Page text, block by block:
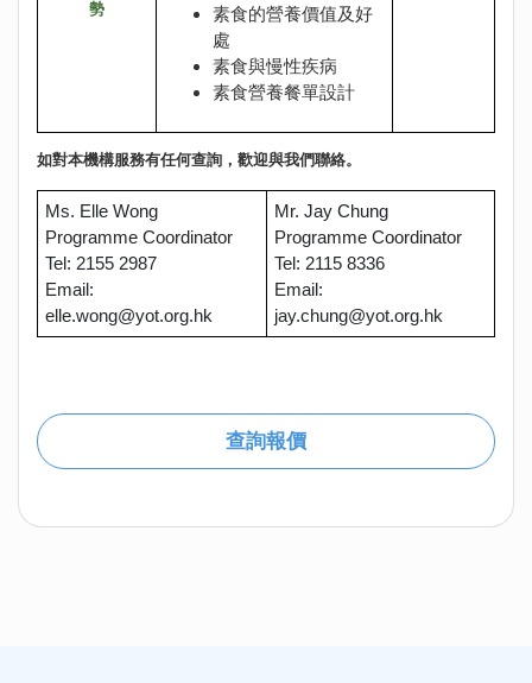
勢
素食的營養價值及好
處
素食與慢性疾病
素食營養餐單設計
如對本機構服務有任何查詢，歡迎與我們聯絡。
Ms. Elle Wong
Programme Coordinator
Tel: 2155 2987
Email:
elle.wong@yot.org.hk
Mr. Jay Chung
Programme Coordinator
Tel: 2115 8336
Email:
jay.chung@yot.org.hk
查詢報價